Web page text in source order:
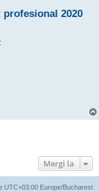
2020
Mergi la
UTC+03:00 Europe/Bucharest